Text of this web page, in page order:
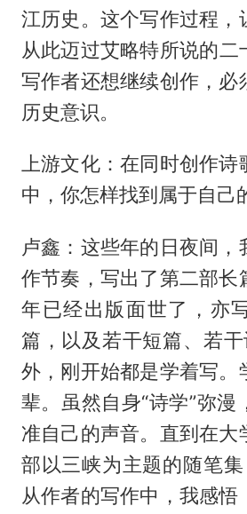
江历史。这个写作过程，
从此迈过艾略特所说的
写作者还想继续创作，必
历史意识。
上游文化：在同时创作诗
中，你怎样找到属于自己
卢鑫：这些年的日夜间，
作节奏，写出了第二部长
年已经出版面世了，亦
篇，以及若干短篇、若
外，刚开始都是学着写。
辈。虽然自身“诗学”弥漫
准自己的声音。直到在大
部以三峡为主题的随笔
从作者的写作中，我感悟